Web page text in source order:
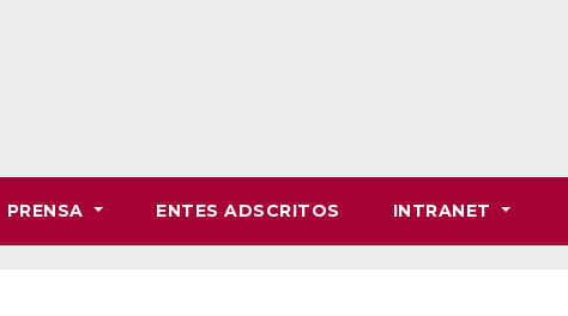
PRENSA ENTES ADSCRITOS INTRANET